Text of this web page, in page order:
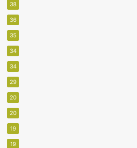
38
36
35
34
34
29
20
20
19
19